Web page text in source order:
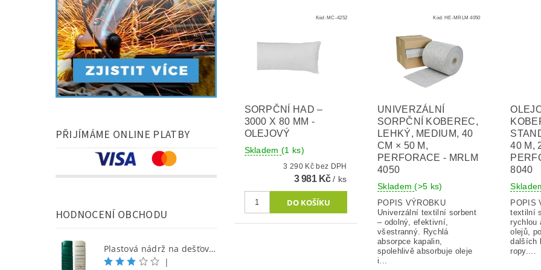
PŘIJÍMÁME ONLINE PLATBY
HODNOCENÍ OBCHODU
Plastová nádrž na dešťovou vodu SEINE 650 l, písková
|
Kód:MC-4252
SORPČNÍ HAD –
3000 X 80 MM -
OLEJOVÝ
Skladem(1 ks)
3 290 Kč bez DPH
3 981 Kč/ ks
Kód: HE-MRLM 4050
UNIVERZÁLNÍ
SORPČNÍ KOBEREC,
LEHKÝ, MEDIUM, 40
CM × 50 M,
PERFORACE - MRLM
4050
Skladem(>5 ks)
POPIS VÝROBKU
Univerzální textilní sorbent
– odolný, efektivní,
všestranný. Rychlá
absorpce kapalin,
spolehlivě absorbuje oleje
i...
40 M,
8040
POPIS
textilní
rychlou
olejů,
dalších
ropy....